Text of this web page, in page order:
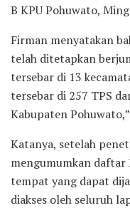
B KPU Pohuwato,
Firman menyatakan
telah ditetapkan
tersebar di 13
tersebar di 257 TPS
Kabupaten
Katanya, setelah
mengumumkan daftar
tempat yang dapat
diakses oleh seluruh